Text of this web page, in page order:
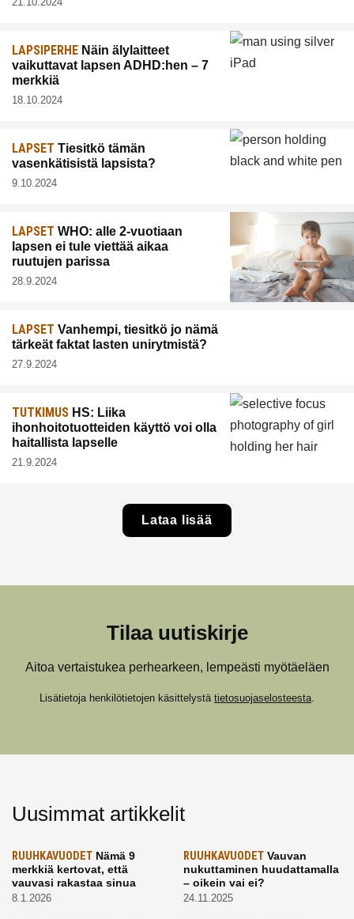
LAPSIPERHE Näin älylaitteet
vaikuttavat lapsen ADHD:hen – 7
merkkiä
18.10.2024
LAPSET Tiesitkö tämän
vasenkätisistä lapsista?
9.10.2024
LAPSET WHO: alle 2-vuotiaan
lapsen ei tule viettää aikaa
ruutujen parissa
28.9.2024
LAPSET Vanhempi, tiesitkö jo nämä
tärkeät faktat lasten unirytmistä?
27.9.2024
TUTKIMUS HS: Liika
ihonhoitotuotteiden käyttö voi olla
haitallista lapselle
21.9.2024
Lataa lisää
Tilaa uutiskirje
Aitoa vertaistukea perhearkeen, lempeästi myötäeläen
Lisätietoja henkilötietojen käsittelystä tietosuojaselosteesta
Uusimmat artikkelit
RUUHKAVUODET Nämä 9
merkkiä kertovat, että
vauvasi rakastaa sinua
8.1.2026
RUUHKAVUODETVauvan
nukuttaminen huudattamalla
– oikein vai ei?
24.11.2025